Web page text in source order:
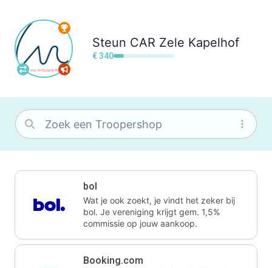
Steun CAR Zele Kapelhof
€ 340
bol
Wat je ook zoekt, je vindt het zeker bij
bol. Je vereniging krijgt gem. 1,5%
commissie op jouw aankoop.
Booking.com